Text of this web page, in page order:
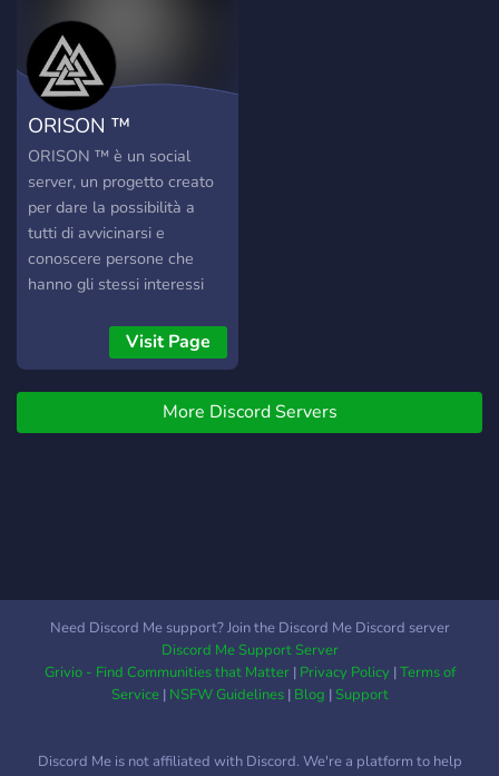
ORISON ™
ORISON ™️ è un social
server, un progetto creato
per dare la possibilità a
tutti di avvicinarsi e
conoscere persone che
hanno gli stessi interessi
e non solo. Ogni giorno
decine di persone si
riuniscono nei canali vocali
per conoscersi, parlare e
giocare assieme, guardare
da affrontare, sondaggi,
ruoli da guadagnarsi
tramite XP, forum e reddit.
Entra nel server per
diventeremo di più, fino a
Visit Page
More Discord Servers
Need Discord Me support? Join the Discord Me Discord server
Discord Me Support Server
Grivio - Find Communities that Matter| Privacy Policy|Terms of
Service| NSFW Guidelines| Blog |Support
Discord Me is not affiliated with Discord. We're a platform to help